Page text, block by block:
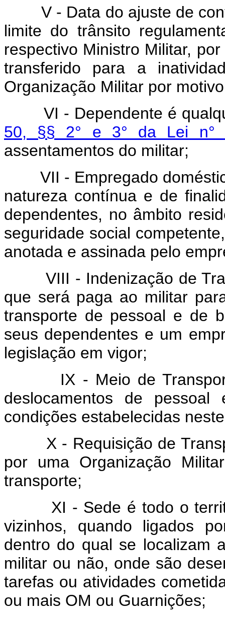
V - Data do ajuste de
limite do trânsito
respectivo Ministro Militar,
transferido para a
Organização Militar por
VI - Dependente é
50, §§ 2° e 3° da Lei n°
assentamentos do militar;
VII - Empregado
natureza contínua e de
dependentes, no âmbito
seguridade social
anotada e assinada pelo
VIII - Indenização de
que será paga ao militar
transporte de pessoal e de
seus dependentes e um
legislação em vigor;
IX - Meio de Transporte
deslocamentos de
condições estabelecidas
X - Requisição de
por uma Organização
transporte;
XI - Sede é todo o
vizinhos, quando ligados
dentro do qual se localizam
militar ou não, onde são
tarefas ou atividades
ou mais OM ou Guarnições;